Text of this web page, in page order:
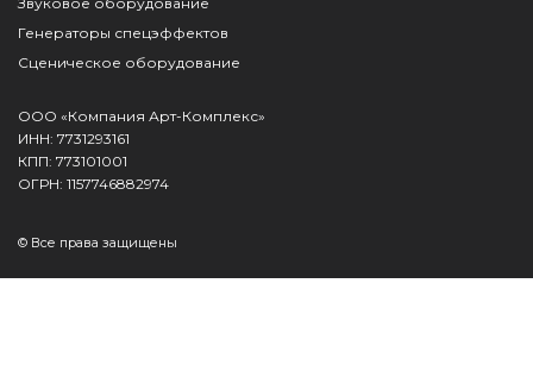
Генераторы спецэффектов
Сценическое оборудование
ООО «Компания Арт-Комплекс»
ИНН: 7731293161
КПП: 773101001
ОГРН: 1157746882974
© Все права защищены